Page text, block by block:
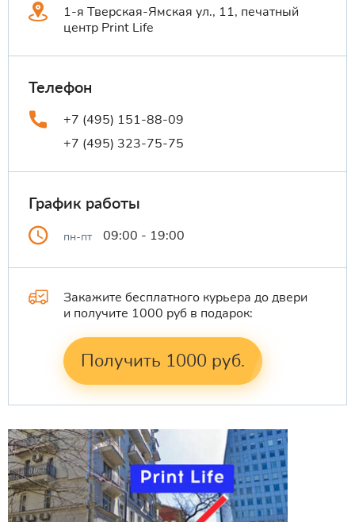
1-я Тверская-Ямская ул., 11, печатный
центр Print Life
Телефон
+7 (495) 151-88-09
+7 (495) 323-75-75
График работы
пн-пт 09:00 - 19:00
Закажите бесплатного курьера до двери
и получите 1000 руб в подарок:
Получить 1000 руб.